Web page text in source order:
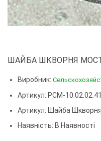
ШАЙБА ШКВОРНЯ
Виробник:
Артикул: РСМ-
Артикул: Шайба
Наявність: В Наявності